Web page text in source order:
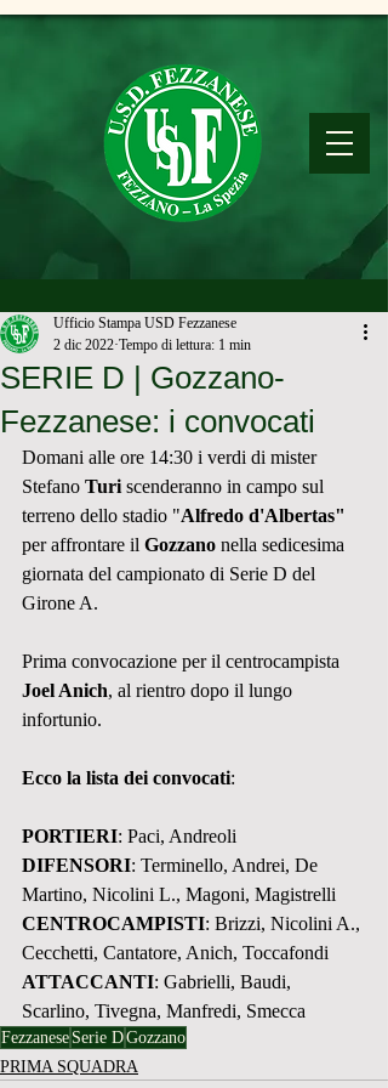
SERIE D | Gozzano-
Fezzanese: i convocati
Ufficio Stampa USD Fezzanese
2 dic 2022 Tempo di lettura: 1 min
Domani alle ore 14:30 i verdi di mister
Stefano Turi scenderanno in campo sul
terreno dello stadio "Alfredo d'Albertas"
per affrontare il Gozzano nella sedicesima
giornata del campionato di Serie D del
Girone A.
Prima convocazione per il centrocampista
Joel Anich, al rientro dopo il lungo
infortunio.
Ecco la lista dei convocati:
PORTIERI: Paci, Andreoli
DIFENSORI: Terminello, Andrei, De
Martino, Nicolini L., Magoni, Magistrelli
CENTROCAMPISTI: Brizzi, Nicolini A.,
Cecchetti, Cantatore, Anich, Toccafondi
ATTACCANTI: Gabrielli, Baudi,
Scarlino, Tivegna, Manfredi, Smecca
Fezzanese Serie DGozzano
PRIMA SQUADRA